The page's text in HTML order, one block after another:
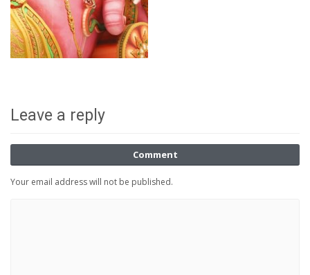
Leave a reply
Comment
Your email address will not be published.